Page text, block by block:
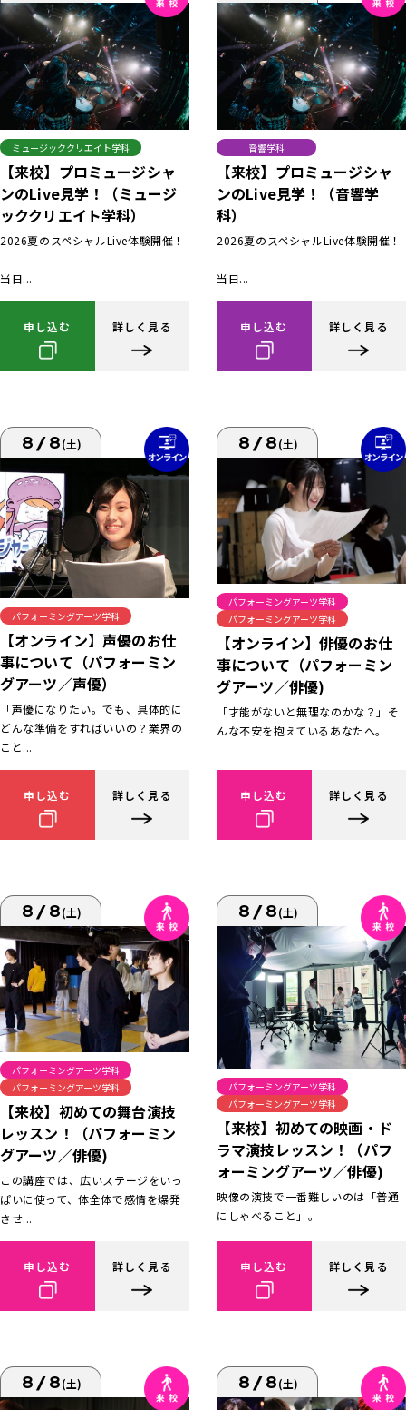
ミュージッククリエイト学科
【来校】プロミュージシャ
ンのLive見学！（ミュージ
ッククリエイト学科）
2026夏のスペシャルLive体験開催！
当日...
申し込む 詳しく見る
音響学科
【来校】プロミュージシャ
ンのLive見学！（音響学
科）
2026夏のスペシャルLive体験開催！
当日...
申し込む 詳しく見る
8/8(土)
パフォーミングアーツ学科
【オンライン】声優のお仕
事について（パフォーミン
グアーツ／声優）
「声優になりたい。でも、具体的に
どんな準備をすればいいの？業界の
こと...
申し込む 詳しく見る
8/8(土)
パフォーミングアーツ学科
パフォーミングアーツ学科
【オンライン】俳優のお仕
事について（パフォーミン
グアーツ／俳優)
「才能がないと無理なのかな？」そ
んな不安を抱えているあなたへ。
申し込む 詳しく見る
8/8(土)
パフォーミングアーツ学科
パフォーミングアーツ学科
【来校】初めての舞台演技
レッスン！（パフォーミン
グアーツ／俳優)
この講座では、広いステージをいっ
ぱいに使って、体全体で感情を爆発
させ...
申し込む 詳しく見る
8/8(土)
パフォーミングアーツ学科
パフォーミングアーツ学科
【来校】初めての映画・ド
ラマ演技レッスン！（パフ
ォーミングアーツ／俳優)
映像の演技で一番難しいのは「普通
にしゃべること」。
申し込む 詳しく見る
8/8(土) 8/8(土)